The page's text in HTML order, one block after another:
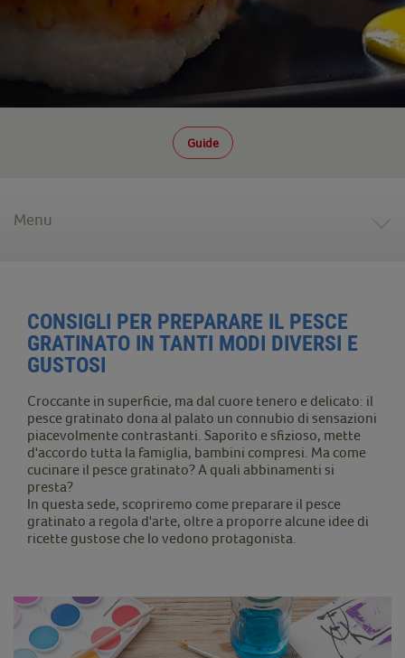
Guide
Menu
CONSIGLI PER PREPARARE IL PESCE
GRATINATO IN TANTI MODI DIVERSI E
GUSTOSI
Croccante in superficie, ma dal cuore tenero e delicato: il
pesce gratinato dona al palato un connubio di sensazioni
piacevolmente contrastanti. Saporito e sfizioso, mette
d'accordo tutta la famiglia, bambini compresi. Ma come
cucinare il pesce gratinato? A quali abbinamenti si
presta?
In questa sede, scopriremo come preparare il pesce
gratinato a regola d'arte, oltre a proporre alcune idee di
ricette gustose che lo vedono protagonista.